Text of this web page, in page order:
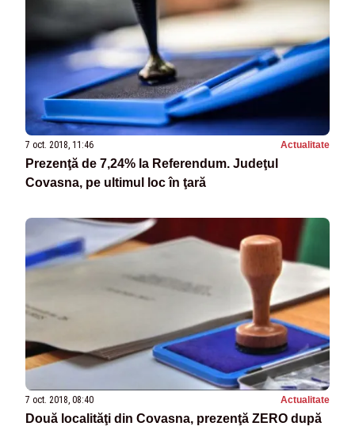
7 oct. 2018, 11:46 Actualitate
Prezenţă de 7,24% la Referendum. Judeţul
Covasna, pe ultimul loc în ţară
7 oct. 2018, 08:40 Actualitate
Două localităţi din Covasna, prezenţă ZERO după